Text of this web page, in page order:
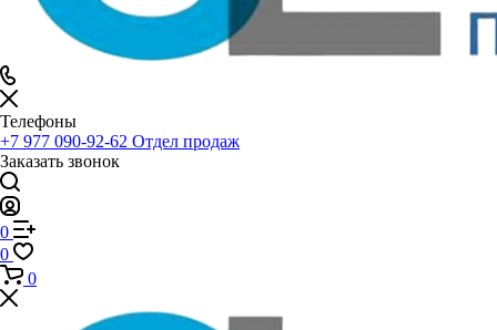
Телефоны
+7 977 090-92-62 Отдел продаж
Заказать звонок
0
0
0